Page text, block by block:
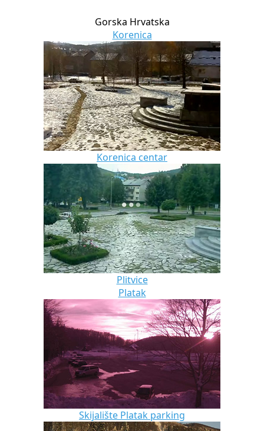
Gorska Hrvatska
Korenica
Korenica centar
Plitvice
Platak
Skijalište Platak parking